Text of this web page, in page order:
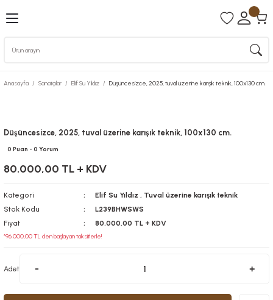
Anasayfa Sanatçılar Elif Su Yıldız Düşüncesizce, 2025, tuval üzerine karışık teknik, 100x130 cm.
Düşüncesizce, 2025, tuval üzerine karışık teknik, 100x130 cm.
0 Puan - 0 Yorum
80.000,00 TL + KDV
Kategori Elif Su Yıldız , Tuval üzerine karışık teknik
Stok Kodu
L239BHWSWS
Fiyat
80.000,00 TL + KDV
*96.000,00 TL den başlayan taksitlerle!
Adet